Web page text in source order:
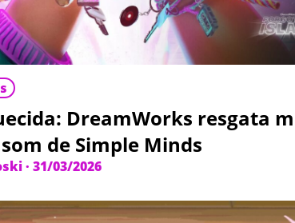
DreamWorks resgata
de Simple Minds
· 31/03/2026